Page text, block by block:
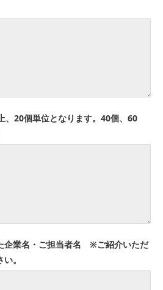
、20個単位となります。40個、60
企業名・ご担当者名 ※ご紹介いただ
。